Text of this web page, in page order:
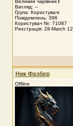
Великий чарівник I
Вигляд: --
Група: Користувачі
Повідомлень: 396
Користувач №: 71087
Реєстрація: 28-March 12
Ник Фазбер
Offline